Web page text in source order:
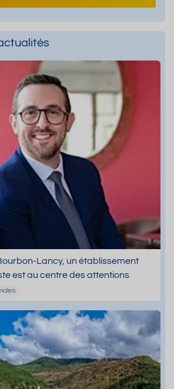
Lancy, un établissement
est au centre des attentions